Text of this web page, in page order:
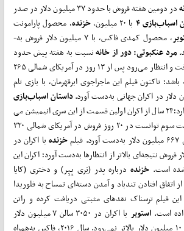
در دومین هفته فروش با حدود ۳۷ میلیون دلار در صدر
۴ با ۲۰ میلیون، خزنده، محصول پارامونت
، محصول کمدی فاکس، با ۷ میلیون دلار فروش به‌­
مرد عنکبوتی: دور از خانهنسبت به هفته پیش حدود
۵۹% از فروشش کاهش یافت و انتظار می‌­رود پس از ۱۳ روز در آمریکای شمالی ۲۶۵
تاکنون فیلم این ماجراجوی ابرقهرمان، با بازی تام
داستان اسباب­‌بازی
کاهش چشمگیر ۴۰% دارد؛۲۴ سال از اکران اولین قسمت از این سری انیمیشن می­‌
گذرد و در بین آن­‌ها قسمت سوم توانست در ۲۰ روز فروش در آمریکای شمالی ۳۲۰
خزندهبا اکران در
دلار فروش نتیجه‌­ای بالاتر از انتظارها به­‌دست آورد؛ اکران این
خزندهدرباره پدر (بَری پِپِر) و دختری (کایا
افتادن تندباد و آمدن دسته‌­ای تمساح به فلوریدا
فیلم ترسناک نقدهای مثبتی دریافت کرده و راتن
استوبر
با اکران در ۳۰۵۰ سالن ۷ میلیون دلار
فروش داشته و احتمالا از ۱۰ میلیون دلار بالاتر نمی­‌رود. سال ۲۰۱۶، فاکس به­‌همراه